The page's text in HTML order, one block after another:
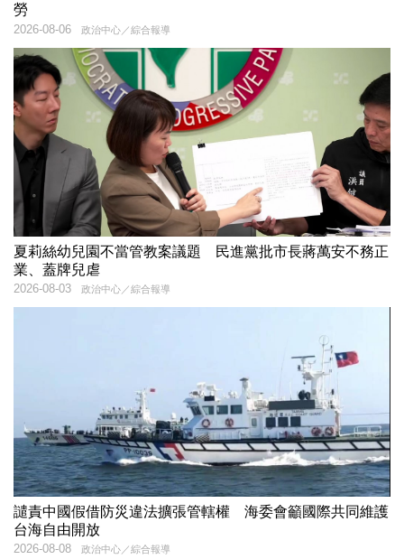
勞
政治中心／綜合報導
2026-08-06
夏莉絲幼兒園不當管教案議題 民進黨批市長蔣萬安不務正
業、蓋牌兒虐
政治中心／綜合報導
2026-08-03
譴責中國假借防災違法擴張管轄權 海委會籲國際共同維護
台海自由開放
政治中心／綜合報導
2026-08-08